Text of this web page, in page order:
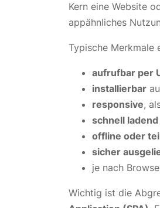
Kern eine Website
appähnliches
Typische Merkmale
aufrufbar per
installierbar
responsive,
schnell ladend
offline oder
sicher
je nach
Wichtig ist die